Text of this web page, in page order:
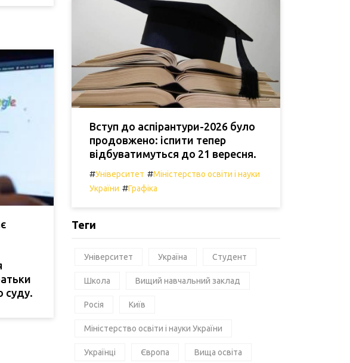
суду.
Вступ до аспірантури-2026 було
продовжено: іспити тепер
відбуватимуться до 21 вересня.
#Університет #Міністерство освіти і науки
України #Графіка
Теги
Університет Україна Студент
Школа Вищий навчальний заклад
Росія Київ
Міністерство освіти і науки України
Українці Європа Вища освіта